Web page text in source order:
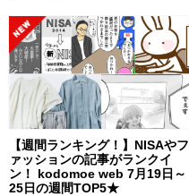
【週間ランキング！】NISAやフ
ァッションの記事がランクイ
ン！ kodomoe web 7月19日～
25日の週間TOP5★